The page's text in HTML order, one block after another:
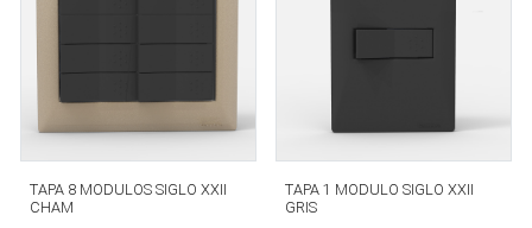
TAPA 8 MODULOS SIGLO XXII
CHAM
TAPA 1 MODULO SIGLO XXII
GRIS